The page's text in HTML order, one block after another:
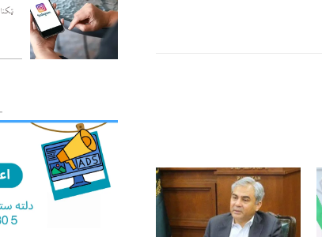
- Advertisment -